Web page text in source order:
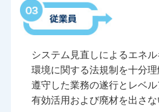
システム見直しによるエネ
環境に関する法規制を十分
遵守した業務の遂行とレベ
有効活用および廃材を出さな